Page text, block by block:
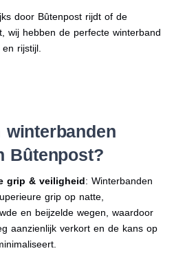
door Bûtenpost rijdt of de
wij hebben de perfecte winterband
rijstijl.
winterbanden
Bûtenpost?
grip & veiligheid: Winterbanden
grip op natte,
en beijzelde wegen, waardoor
aanzienlijk verkort en de kans op